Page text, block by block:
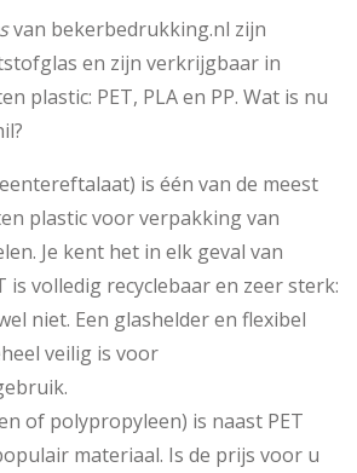
van bekerbedrukking.nl zijn
en zijn verkrijgbaar in
plastic: PET, PLA en PP. Wat is nu
is één van de meest
plastic voor verpakking van
Je kent het in elk geval van
is volledig recyclebaar en zeer sterk:
niet. Een glashelder en flexibel
veilig is voor
of polypropyleen) is naast PET
materiaal. Is de prijs voor u